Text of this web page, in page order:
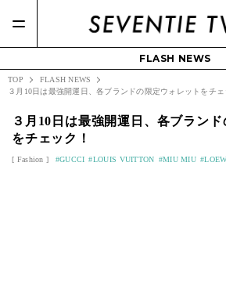
FLASH NEWS
TOP
FLASH NEWS
３月10日は最強開運日、各ブランドの限定ウォレットをチェ
３月10日は最強開運日、各ブラン
をチェック！
Fashion GUCCI LOUIS VUITTON MIU MIU